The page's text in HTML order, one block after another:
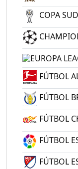
COPA
FÚTBOL
FÚTBOL
FÚTBOL
FÚTBOL
FÚTBOL